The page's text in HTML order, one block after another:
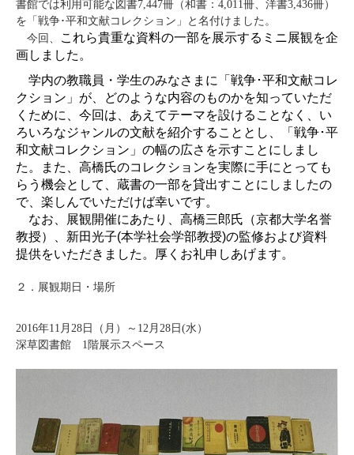
書館では利用可能な図書7,447冊（和書：4,011冊、洋書3,436冊）
を「戦争･平和文献コレクション」と名付けました。
今回、
これら貴重な資料の一部を展示するミニ展観を企
画しました。
学内の教職員・学生のみなさまに「戦争･平和文献コレ
クション」が、どのような内容のものかを知っていただ
くために、今回は、あえてテーマを設けることなく、い
ろいろなジャンルの文献を紹介することとし、「戦争･平
和文献コレクション」の幅の広さを示すことにしまし
た。また、高橋氏のコレクションを実際に手にとっても
らう機会として、蔵書の一部を貸出すことにしましたの
で、楽しんでいただけば幸いです。
なお、展観開催にあたり、高橋三郎氏（京都大学名誉
教授）、新田光子(本学社会学部教授)の監修および資料
提供をいただきました。厚くお礼申しあげます。
２． 展観期日・場所
2016年11 月 28 日（月）～ 12月 28 日(水）
深草図書館 1階展示スペース